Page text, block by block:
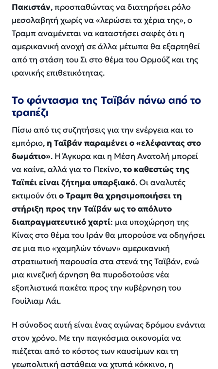
Πακιστάν, προσπαθώντας να διατηρήσει ρόλο
μεσολαβητή χωρίς να «λερώσει τα χέρια της», ο
Τραμπ αναμένεται να καταστήσει σαφές ότι η
αμερικανική ανοχή σε άλλα μέτωπα θα εξαρτηθεί
από τη στάση του Σι στο θέμα του Ορμούζ και της
ιρανικής επιθετικότητας.
Το φάντασμα της Ταϊβάν πάνω από το
τραπέζι
Πίσω από τις συζητήσεις για την ενέργεια και το
εμπόριο, η Ταϊβάν παραμένει ο «ελέφαντας στο
δωμάτιο». Η Άγκυρα και η Μέση Ανατολή μπορεί
να καίνε, αλλά για το Πεκίνο,το καθεστώς της
Ταϊπέι είναι ζήτημα υπαρξιακό. Οι αναλυτές
εκτιμούν ότιο Τραμπ θα χρησιμοποιήσει τη
στήριξη προς την Ταϊβάν ως το απόλυτο
διαπραγματευτικό χαρτί: μια υποχώρηση της
Κίνας στο θέμα του Ιράν θα μπορούσε να οδηγήσει
σε μια πιο «χαμηλών τόνων» αμερικανική
στρατιωτική παρουσία στα στενά της Ταϊβάν, ενώ
μια κινεζική άρνηση θα πυροδοτούσε νέα
εξοπλιστικά πακέτα προς την κυβέρνηση του
Γουίλιαμ Λάι.
Η σύνοδος αυτή είναι ένας αγώνας δρόμου ενάντια
στον χρόνο. Με την παγκόσμια οικονομία να
πιέζεται από το κόστος των καυσίμων και τη
γεωπολιτική αστάθεια να χτυπά κόκκινο, η